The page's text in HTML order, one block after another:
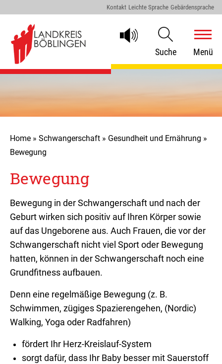
Kontakt Leichte Sprache Gebärdensprache
Suche Menü
Home » Schwangerschaft » Gesundheit und Ernährung »
Bewegung
Bewegung
Bewegung in der Schwangerschaft und nach der
Geburt wirken sich positiv auf Ihren Körper sowie
auf das Ungeborene aus. Auch Frauen, die vor der
Schwangerschaft nicht viel Sport oder Bewegung
hatten, können in der Schwangerschaft noch eine
Grundfitness aufbauen.
Denn eine regelmäßige Bewegung (z. B.
Schwimmen, zügiges Spazierengehen, (Nordic)
Walking, Yoga oder Radfahren)
fördert Ihr Herz-Kreislauf-System
sorgt dafür, dass Ihr Baby besser mit Sauerstoff